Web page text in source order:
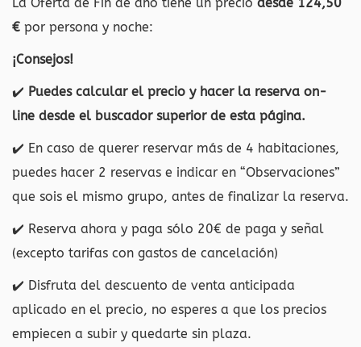
€ por persona y noche:
¡Consejos!
✔️ Puedes calcular el precio y hacer la reserva on-
line desde el buscador superior de esta página.
✔️ En caso de querer reservar más de 4 habitaciones,
puedes hacer 2 reservas e indicar en “Observaciones”
que sois el mismo grupo, antes de finalizar la reserva.
✔️ Reserva ahora y paga sólo 20€ de paga y señal
(excepto tarifas con gastos de cancelación)
✔️ Disfruta del descuento de venta anticipada
aplicado en el precio, no esperes a que los precios
empiecen a subir y quedarte sin plaza.